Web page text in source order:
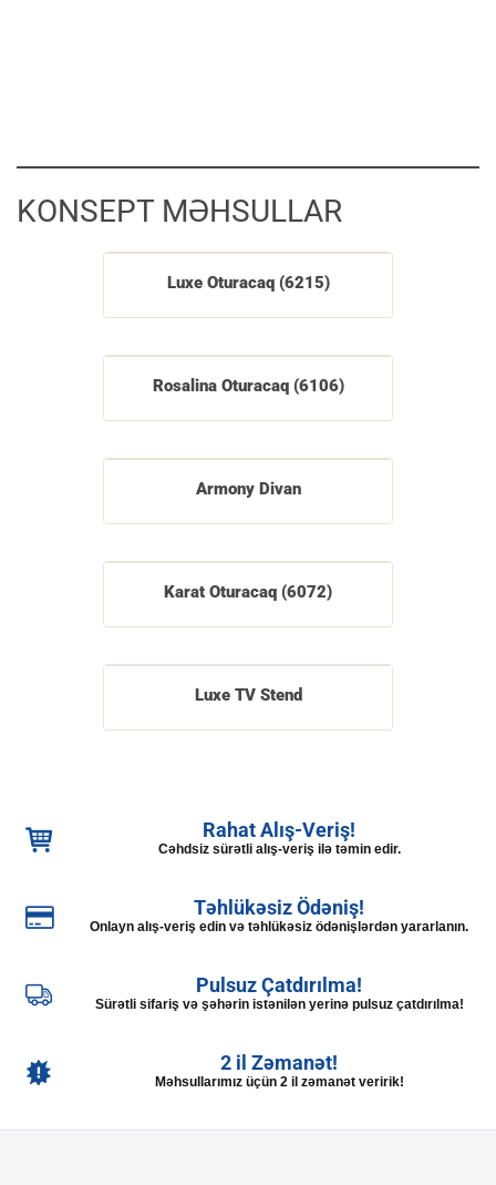
KONSEPT MƏHSULLAR
Luxe Oturacaq (6215)
Rosalina Oturacaq (6106)
Armony Divan
Karat Oturacaq (6072)
Luxe TV Stend
Rahat Alış-Veriş!
Cəhdsiz sürətli alış-veriş ilə təmin edir.
Təhlükəsiz Ödəniş!
Onlayn alış-veriş edin və təhlükəsiz ödənişlərdən yararlanın.
Pulsuz Çatdırılma!
Sürətli sifariş və şəhərin istənilən yerinə pulsuz çatdırılma!
2 il Zəmanət!
Məhsullarımız üçün 2 il zəmanət veririk!